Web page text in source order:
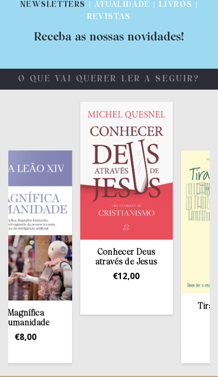
NEWSLETTERS
| ATUALIDADE | LIVROS |
REVISTAS
Receba as nossas novidades!
O QUE VAI QUERER LER A SEGUIR?
8,00
Conhecer Deus
através de Jesus
12,00
Tirar a